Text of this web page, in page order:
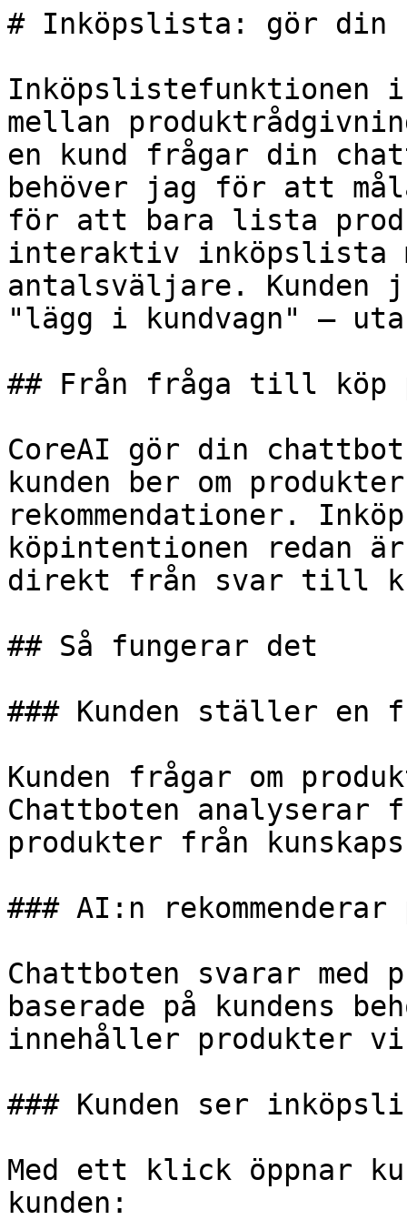
# Inköpslista: gör
Inköpslistefunktionen i
mellan
en kund frågar din
behöver jag för att
för att bara lista
interaktiv inköpslista
antalsväljare. Kunden
"lägg i kundvagn" –
## Från fråga till köp
CoreAI gör din
kunden ber om
rekommendationer.
köpintentionen redan
direkt från svar till
## Så fungerar det
### Kunden ställer en
Kunden frågar om
Chattboten analyserar
produkter från
### AI:n
Chattboten svarar med
baserade på kundens
innehåller produkter
### Kunden ser
Med ett klick öppnar
kunden: